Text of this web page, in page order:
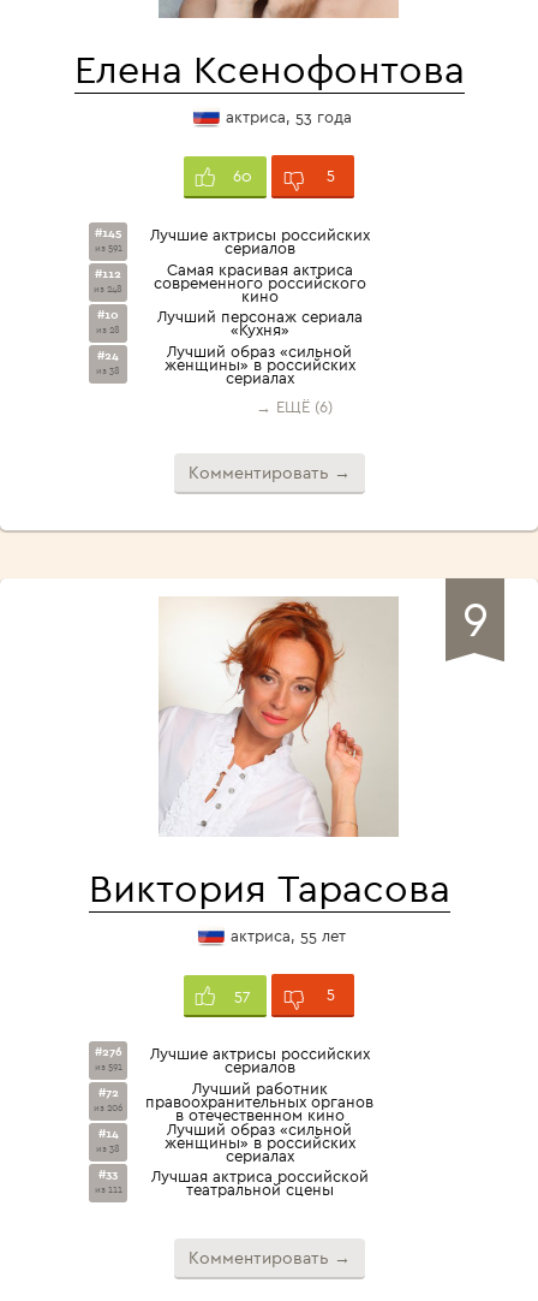
Елена Ксенофонтова
актриса, 53 года
60 5
#145
из 591
Лучшие актрисы российских
сериалов
#112
из 248
Cамая красивая актриса
современного российского
кино
#10
из 28
Лучший персонаж сериала
«Кухня»
#24
из 38
Лучший образ «сильной
женщины» в российских
сериалах
→ ЕЩЁ (6)
Комментировать →
9
Виктория Тарасова
актриса, 55 лет
57 5
#276
из 591
Лучшие актрисы российских
сериалов
#72
из 206
Лучший работник
правоохранительных органов
в отечественном кино
#14
из 38
Лучший образ «сильной
женщины» в российских
сериалах
#33
из 111
Лучшая актриса российской
театральной сцены
Комментировать →